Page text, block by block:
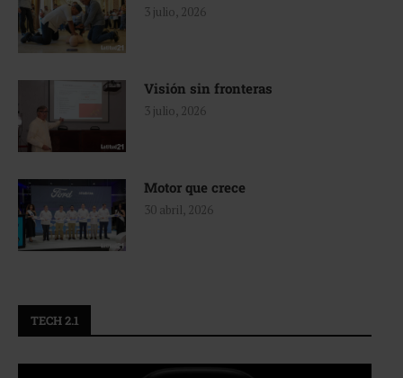
3 julio, 2026
Visión sin fronteras
3 julio, 2026
Motor que crece
30 abril, 2026
TECH 2.1